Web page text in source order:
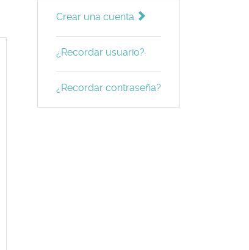
Crear una cuenta
¿Recordar usuario?
¿Recordar contraseña?